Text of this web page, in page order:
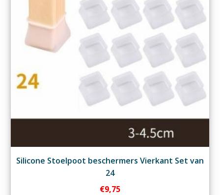
Silicone Stoelpoot beschermers Vierkant Set van
24
€9,75